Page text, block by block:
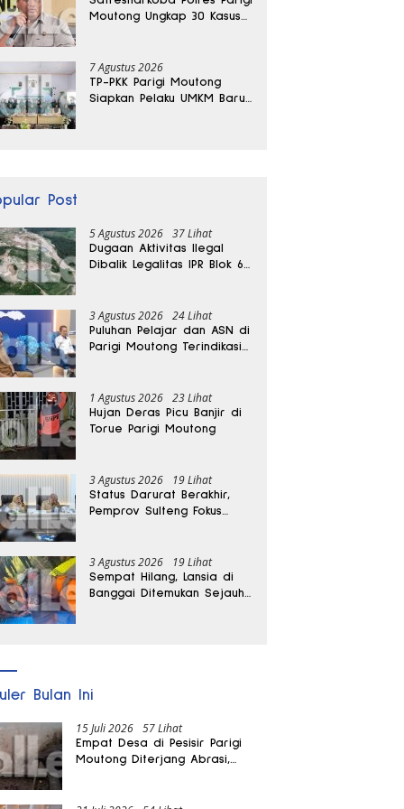
Moutong Ungkap 30 Kasus
7 Agustus 2026
TP-PKK Parigi Moutong
Siapkan Pelaku UMKM Baru
Post
5 Agustus 2026 37 Lihat
Dugaan Aktivitas Ilegal
Dibalik Legalitas IPR Blok 6
3 Agustus 2026 24 Lihat
Puluhan Pelajar dan ASN di
Parigi Moutong Terindikasi
1 Agustus 2026 23 Lihat
Hujan Deras Picu Banjir di
Torue Parigi Moutong
3 Agustus 2026 19 Lihat
Status Darurat Berakhir,
Pemprov Sulteng Fokus
3 Agustus 2026 19 Lihat
Sempat Hilang, Lansia di
Banggai Ditemukan Sejauh
Bulan Ini
15 Juli 2026 57 Lihat
Empat Desa di Pesisir Parigi
Moutong Diterjang Abrasi,